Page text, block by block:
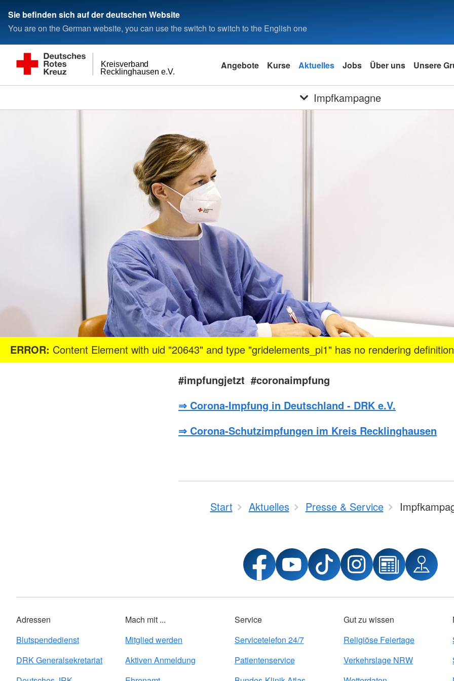
Sie befinden sich auf der deutschen Website
You are on the German website, you can use the switch to switch to the English one
Recklinghausen e.V.
Kreisverband Angebote Kurse Aktuelles Jobs Über uns Unsere
Impfkampagne
ERROR: Content Element with uid "20643" and type "gridelements_pi1" has no rendering
#impfungjetzt #coronaimpfung
⇒ Corona-Impfung in Deutschland - DRK e.V.
⇒ Corona-Schutzimpfungen im Kreis Recklinghausen
Start Aktuelles Presse & Service
Adressen
Blutspendedienst
DRK Generalsekretariat
Mach mit ...
Mitglied werden
Aktiven Anmeldung
Service
Servicetelefon 24/7
Patientenservice
Gut zu wissen
Religiöse Feiertage
Verkehrslage NRW